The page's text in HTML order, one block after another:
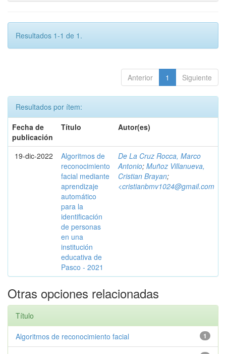
Resultados 1-1 de 1.
Anterior 1 Siguiente
Resultados por ítem:
Fecha de
publicación
Título Autor(es)
19-dic-2022
Algoritmos de
reconocimiento
facial mediante
aprendizaje
automático
para la
identificación
de personas
en una
institución
educativa de
Pasco - 2021
De La Cruz Rocca, Marco
Antonio; Muñoz Villanueva,
Cristian Brayan;
<cristianbmv1024@gmail.com
Otras opciones relacionadas
Título
1
Algoritmos de reconocimiento facial